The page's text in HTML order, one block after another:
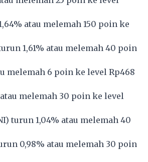
atau melemah 150 poin ke
1,61% atau melemah 40 poin
melemah 6 poin ke level Rp468
atau melemah 30 poin ke level
) turun 1,04% atau melemah 40
0,98% atau melemah 30 poin